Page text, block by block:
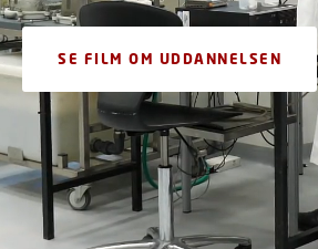
SE FILM OM UDDANNELSEN